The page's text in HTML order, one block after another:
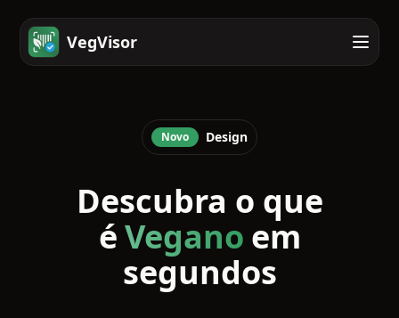
VegVisor
Novo Design
Descubra o que
éVegano em
segundos